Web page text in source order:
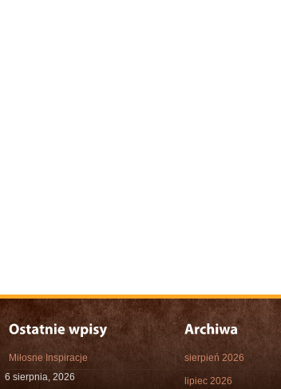
Miłosne Inspiracje
6 sierpnia, 2026
sierpień 2026
lipiec 2026